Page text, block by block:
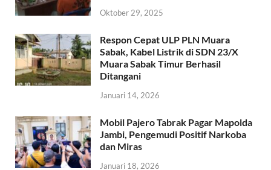
Oktober 29, 2025
Respon Cepat ULP PLN Muara
Sabak, Kabel Listrik di SDN 23/X
Muara Sabak Timur Berhasil
Ditangani
Januari 14, 2026
Mobil Pajero Tabrak Pagar Mapolda
Jambi, Pengemudi Positif Narkoba
dan Miras
Januari 18, 2026